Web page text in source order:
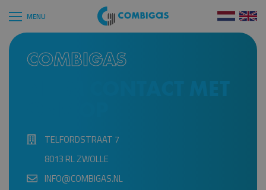
COMBIGAS
TELFORDSTRAAT 7
8013 RL ZWOLLE
INFO@COMBIGAS.NL